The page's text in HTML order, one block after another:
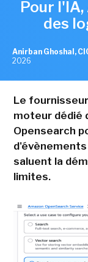
Pour
des
Anirban Ghoshal,
2026
Le
moteur dédié
Opensearch
saluent la
limites.